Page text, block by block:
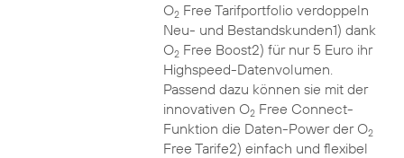
O2Free Tarifportfolio verdoppeln
Neu- und Bestandskunden1) dank
O2Free Boost2) für nur 5 Euro ihr
Highspeed-Datenvolumen.
Passend dazu können sie mit der
innovativen O2Free Connect-
Funktion die Daten-Power der O2
Free Tarife2) einfach und flexibel